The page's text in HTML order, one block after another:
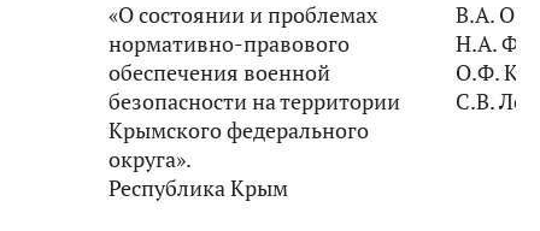
«О состоянии и проблемах
нормативно-правового
обеспечения военной
безопасности на территории
Крымского федерального
округа».
Республика Крым
В.А.
Н.А.
О.Ф.
С.В.